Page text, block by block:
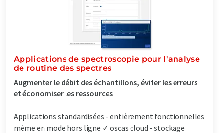
Applications de spectroscopie pour l'analyse
de routine des spectres
Augmenter le débit des échantillons, éviter les erreurs
et économiser les ressources
Applications standardisées - entièrement fonctionnelles
même en mode hors ligne ✓ oscas cloud - stockage